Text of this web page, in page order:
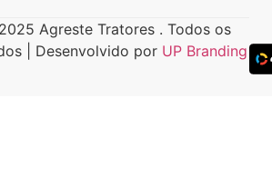
Agreste Tratores . Todos os
| Desenvolvido por UP Branding